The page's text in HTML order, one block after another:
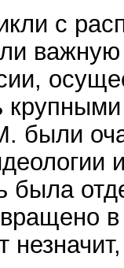
с
были
была